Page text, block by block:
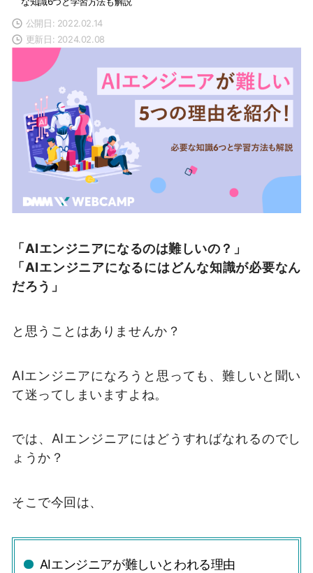
公開日: 2022.02.14
更新日: 2024.02.08
「AIエンジニアになるのは難しいの？」
「AIエンジニアになるにはどんな知識が必要なん
だろう 」
と思うことはありませんか？
AIエンジニアになろうと思っても、難しいと聞い
て迷ってしまいますよね。
では、AIエンジニアにはどうすればなれるのでし
ょうか？
そこで今回は、
AIエンジニアが難しいとわれる理由